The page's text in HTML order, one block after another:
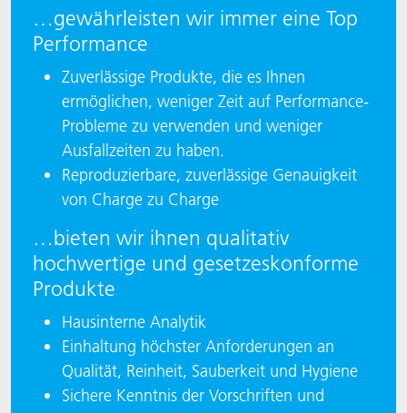
…gewährleisten wir immer eine Top
Performance
Zuverlässige Produkte, die es Ihnen
ermöglichen, weniger Zeit auf Performance-
Probleme zu verwenden und weniger
Ausfallzeiten zu haben.
Reproduzierbare, zuverlässige Genauigkeit
von Charge zu Charge
…bieten wir ihnen qualitativ
hochwertige und gesetzeskonforme
Produkte
Hausinterne Analytik
Einhaltung höchster Anforderungen an
Qualität, Reinheit, Sauberkeit und Hygiene
Sichere Kenntnis der Vorschriften und